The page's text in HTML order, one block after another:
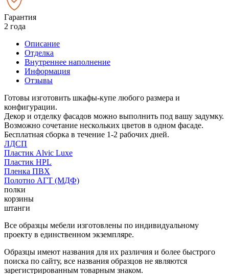
Гарантия
2 года
Описание
Отделка
Внутреннее наполнение
Информация
Отзывы
Готовы изготовить шкафы-купе любого размера и
конфигурации.
Декор и отделку фасадов можно выполнить под вашу задумку.
Возможно сочетание нескольких цветов в одном фасаде.
Бесплатная сборка в течение 1-2 рабочих дней.
ЛДСП
Пластик Alvic Luxe
Пластик HPL
Пленка ПВХ
Полотно АГТ (МДФ)
полки
корзины
штанги
Все образцы мебели изготовлены по индивидуальному
проекту в единственном экземпляре.
Образцы имеют названия для их различия и более быстрого
поиска по сайту, все названия образцов не являются
зарегистрированным товарным знаком.